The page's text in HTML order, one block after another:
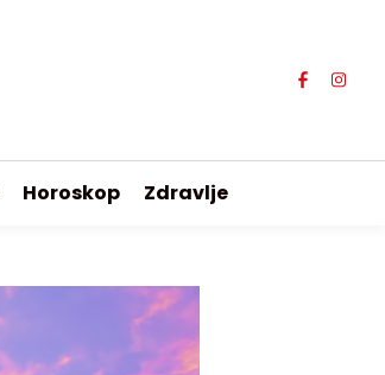
Horoskop Zdravlje